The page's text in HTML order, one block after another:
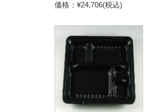
価格：¥24,706(税込)